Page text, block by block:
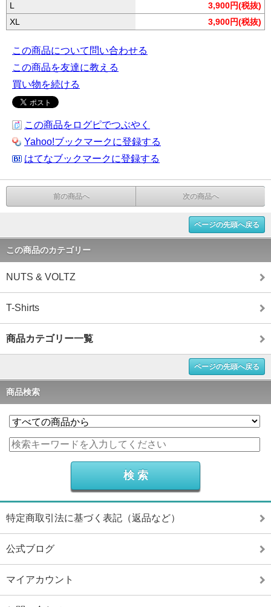
L
3,900円(税抜)
XL
3,900円(税抜)
この商品について問い合わせる
この商品を友達に教える
買い物を続ける
この商品をログピでつぶやく
Yahoo!ブックマークに登録する
はてなブックマークに登録する
前の商品へ 次の商品へ
ページの先頭へ戻る
この商品のカテゴリー
NUTS & VOLTZ
T-Shirts
商品カテゴリー一覧
ページの先頭へ戻る
商品検索
特定商取引法に基づく表記（返品など）
公式ブログ
マイアカウント